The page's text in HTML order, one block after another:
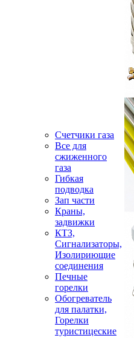
Счетчики газа
Все для
сжиженного
газа
Гибкая
подводка
Зап части
Краны,
задвижки
КТЗ,
Сигнализаторы,
Изолириющие
соединения
Печные
горелки
Обогреватель
для палатки,
Горелки
туристицеские